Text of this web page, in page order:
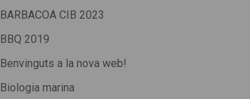
BARBACOA CIB 2023
BBQ 2019
Benvinguts a la nova web!
Biologia marina